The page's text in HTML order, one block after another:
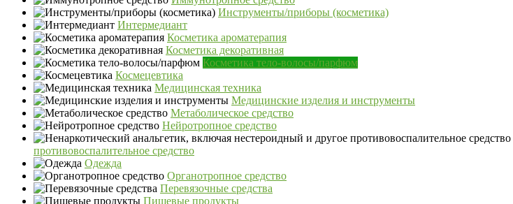
Инструменты/приборы (косметика)
Интермедиант
Косметика ароматерапия
Косметика декоративная
Косметика тело-волосы/парфюм
Космецевтика
Медицинская техника
Медицинские изделия и инструменты
Метаболическое средство
Нейротропное средство
противовоспалительное средство
Одежда
Органотропное средство
Перевязочные средства
Пищевые продукты